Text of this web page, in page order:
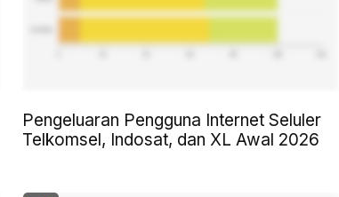
Pengeluaran Pengguna Internet Seluler
Telkomsel, Indosat, dan XL Awal 2026